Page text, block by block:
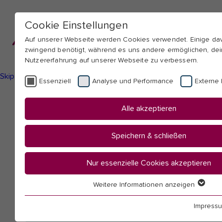
Skip to main navigation Skip to main content Skip to page footer
here:
Startseite
Mitarbeitendenübersicht
Cookie Einstellungen
Auf unserer Webseite werden Cookies verwendet. Einige
zwingend benötigt, während es uns andere ermöglichen,
Nutzererfahrung auf unserer Webseite zu verbessern.
Essenziell Analyse und Performance Externe
Alle akzeptieren
Speichern & schließen
Nur essenzielle Cookies akzeptieren
Essenzielle Cookies werden für grundlegende Funktionen
Weitere Informationen anzeigen